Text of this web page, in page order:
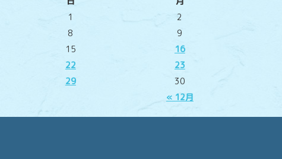
« 12月
1 2
8
9
15
16
22
23
29
30